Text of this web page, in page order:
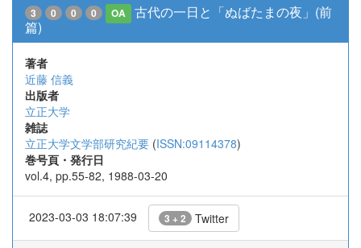
3 0 0 0 OA
古代の一日と「ぬばたまの夜」(前
篇)
著者
近藤 信義
出版者
立正大学
雑誌
立正大学文学部研究紀要 (ISSN:09114378)
巻号頁・発行日
vol.4, pp.55-82, 1988-03-20
2023-03-03 18:07:39 3 + 2 Twitter